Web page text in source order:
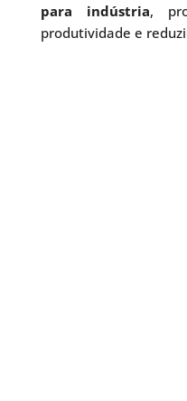
para indústria,
produtividade e